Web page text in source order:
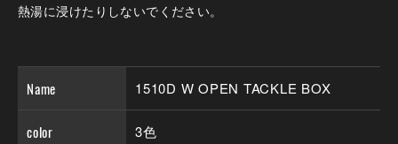
熱湯に浸けたりしないでください。
Name 1510D W OPEN TACKLE BOX
color 3色